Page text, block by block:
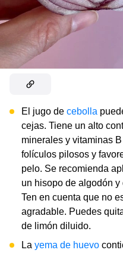
El jugo de cebolla
cejas. Tiene un alto
minerales y vitaminas
folículos pilosos y
pelo. Se recomienda
un hisopo de algodón
Ten en cuenta que no
agradable. Puedes
de limón diluido.
La yema de huevo